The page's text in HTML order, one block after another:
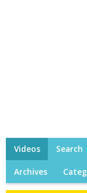
Videos Search
Archives